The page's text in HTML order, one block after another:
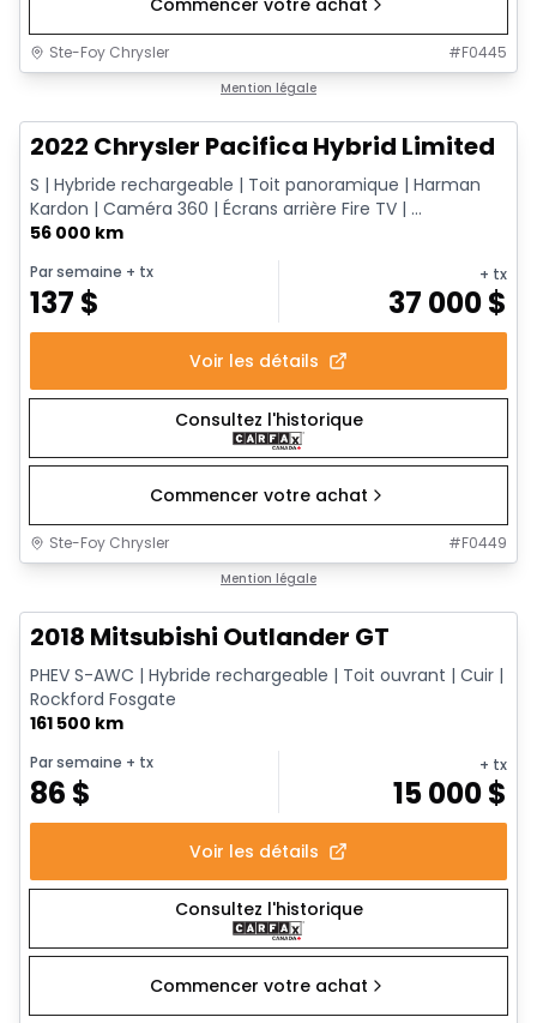
Commencer votre achat
Ste-Foy Chrysler #F0445
Mention légale
2022 Chrysler Pacifica Hybrid Limited
S | Hybride rechargeable | Toit panoramique | Harman
Kardon | Caméra 360 | Écrans arrière Fire TV | ...
56 000 km
Par semaine + tx
137 $
+ tx
37 000$
Voir les détails
Consultez l'historique
Commencer votre achat
Ste-Foy Chrysler #F0449
Mention légale
2018 Mitsubishi Outlander GT
PHEV S-AWC | Hybride rechargeable | Toit ouvrant | Cuir |
Rockford Fosgate
161 500 km
Par semaine + tx
86 $
+ tx
15 000$
Voir les détails
Consultez l'historique
Commencer votre achat